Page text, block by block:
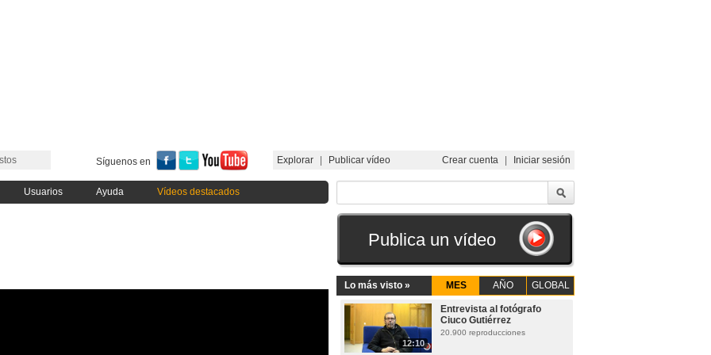
Síguenos en Explorar Publicar vídeo Crear cuenta Iniciar sesión
Usuarios Ayuda Vídeos destacados
Publica un vídeo
Lo más visto » MES AÑO GLOBAL
12:10
Entrevista al fotógrafo
Ciuco Gutiérrez
20.900 reproducciones